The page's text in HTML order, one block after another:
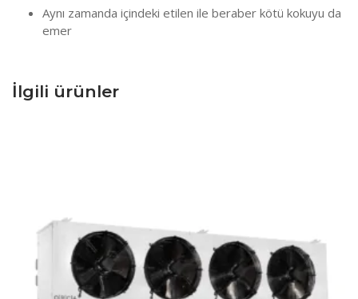
Aynı zamanda içindeki etilen ile beraber kötü kokuyu da
emer
İlgili ürünler